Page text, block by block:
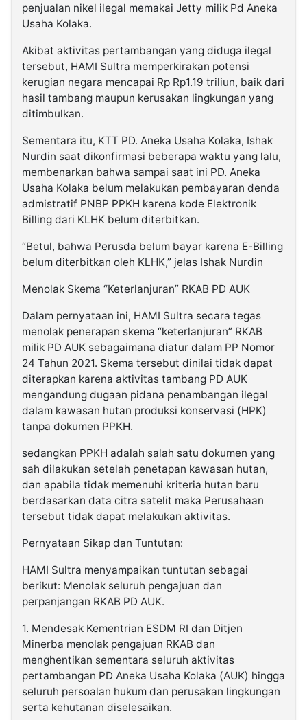
penjualan nikel ilegal memakai Jetty milik Pd Aneka
Usaha Kolaka.
Akibat aktivitas pertambangan yang diduga ilegal
tersebut, HAMI Sultra memperkirakan potensi
kerugian negara mencapai Rp Rp1.19 triliun, baik dari
hasil tambang maupun kerusakan lingkungan yang
ditimbulkan.
Sementara itu, KTT PD. Aneka Usaha Kolaka, Ishak
Nurdin saat dikonfirmasi beberapa waktu yang lalu,
membenarkan bahwa sampai saat ini PD. Aneka
Usaha Kolaka belum melakukan pembayaran denda
admistratif PNBP PPKH karena kode Elektronik
Billing dari KLHK belum diterbitkan.
“Betul, bahwa Perusda belum bayar karena E-Billing
belum diterbitkan oleh KLHK,” jelas Ishak Nurdin
Menolak Skema “Keterlanjuran” RKAB PD AUK
Dalam pernyataan ini, HAMI Sultra secara tegas
menolak penerapan skema “keterlanjuran” RKAB
milik PD AUK sebagaimana diatur dalam PP Nomor
24 Tahun 2021. Skema tersebut dinilai tidak dapat
diterapkan karena aktivitas tambang PD AUK
mengandung dugaan pidana penambangan ilegal
dalam kawasan hutan produksi konservasi (HPK)
tanpa dokumen PPKH.
sedangkan PPKH adalah salah satu dokumen yang
sah dilakukan setelah penetapan kawasan hutan,
dan apabila tidak memenuhi kriteria hutan baru
berdasarkan data citra satelit maka Perusahaan
tersebut tidak dapat melakukan aktivitas.
Pernyataan Sikap dan Tuntutan:
HAMI Sultra menyampaikan tuntutan sebagai
berikut: Menolak seluruh pengajuan dan
perpanjangan RKAB PD AUK.
1. Mendesak Kementrian ESDM RI dan Ditjen
Minerba menolak pengajuan RKAB dan
menghentikan sementara seluruh aktivitas
pertambangan PD Aneka Usaha Kolaka (AUK) hingga
seluruh persoalan hukum dan perusakan lingkungan
serta kehutanan diselesaikan.